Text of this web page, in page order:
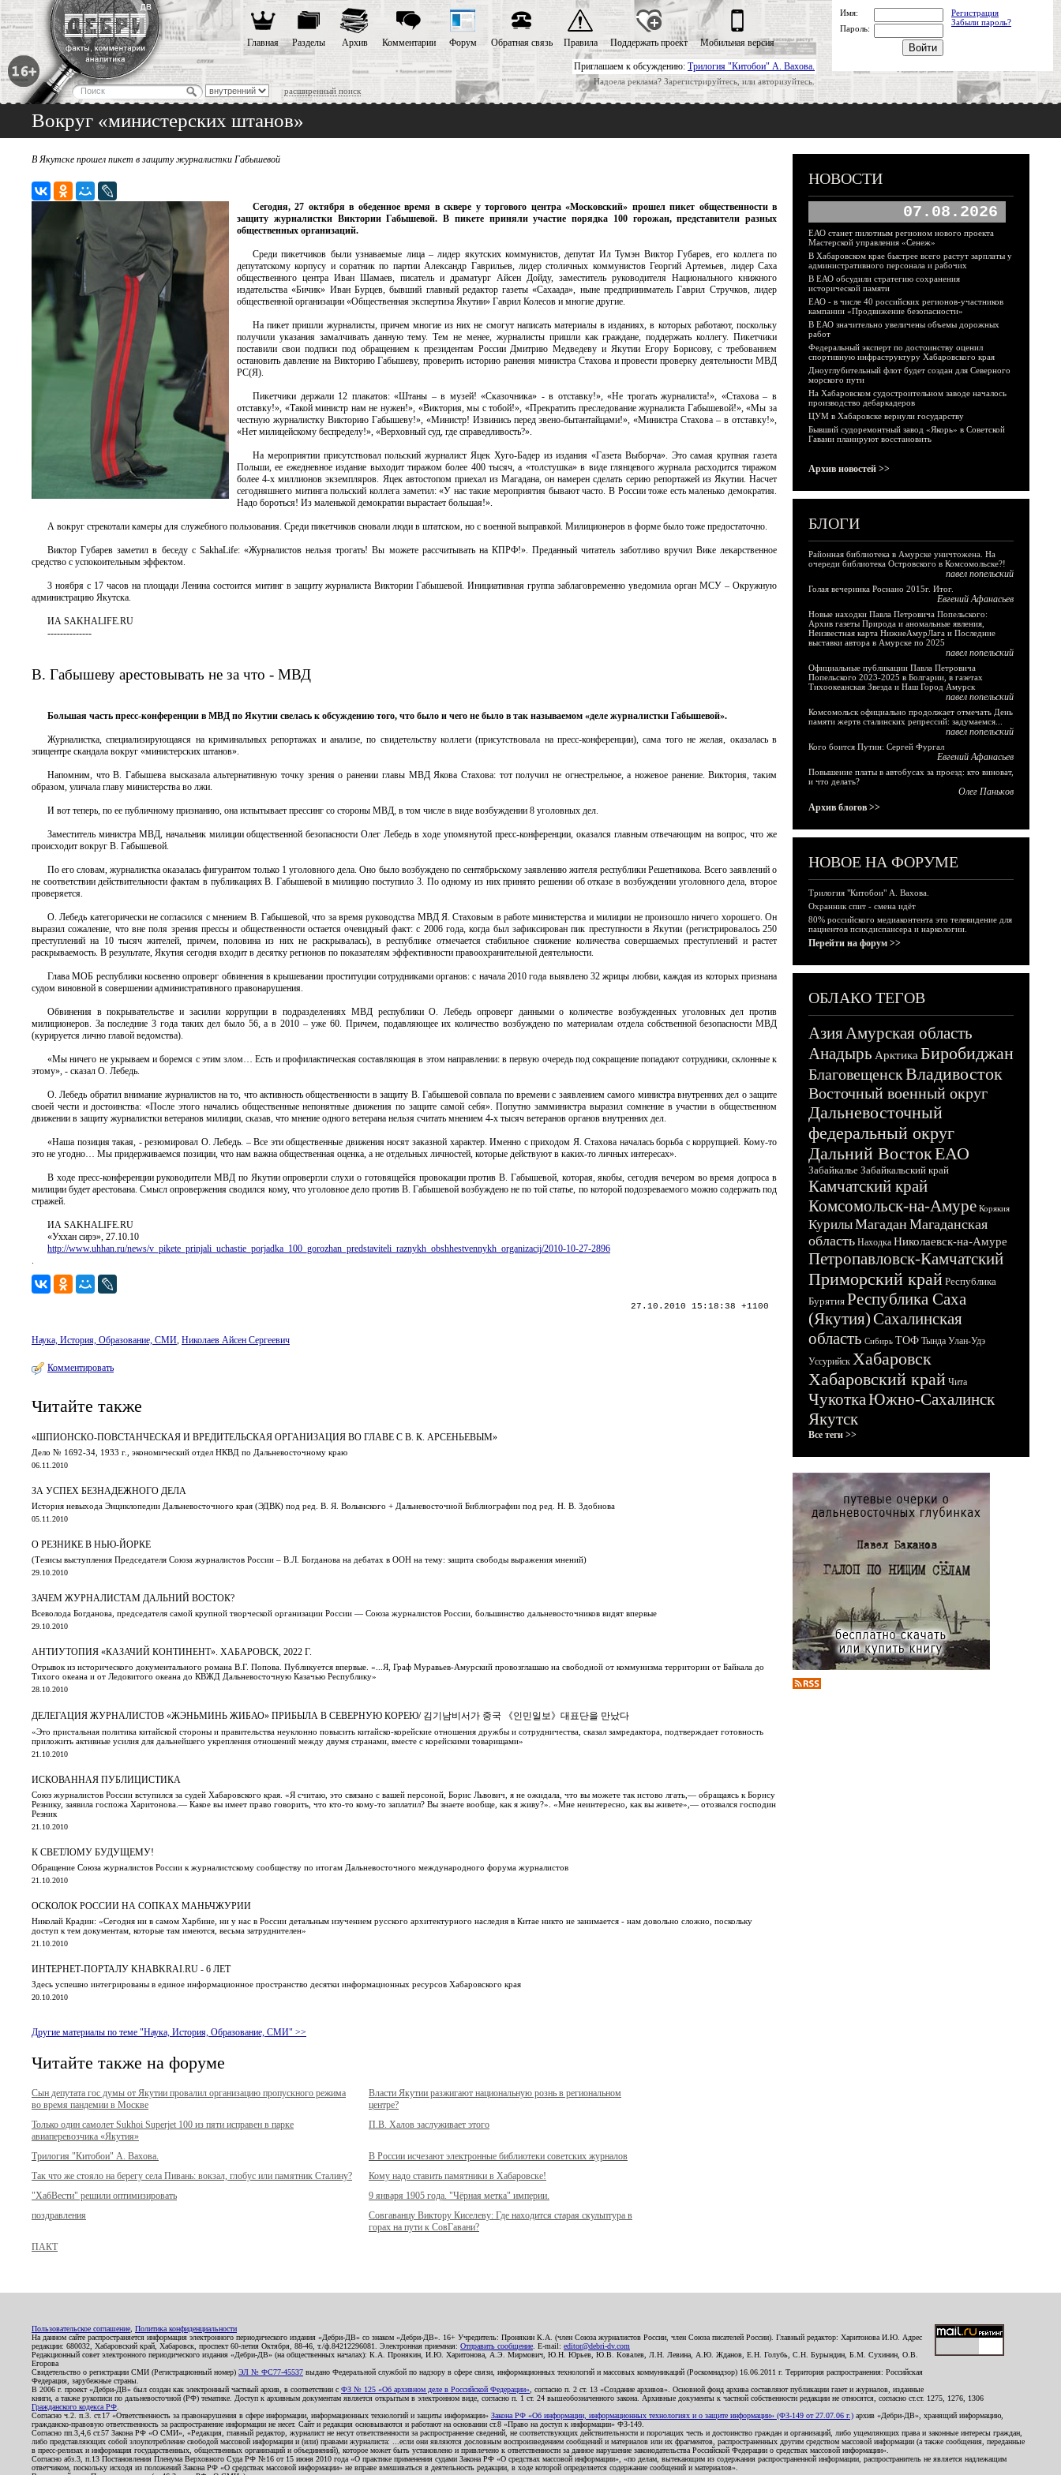
Приглашаем к обсуждению: Трилогия "Китобои" А. Вахова.
Надоела реклама? Зарегистрируйтесь, или авторизуйтесь.
расширенный поиск
Главная Разделы Архив Комментарии Форум Обратная связь Правила Поддержать проект Мобильная версия
Имя:
Регистрация
Забыли пароль?
Пароль:
Вокруг «министерских штанов»
В Якутске прошел пикет в защиту журналистки Габышевой
Сегодня, 27 октября в обеденное время в сквере у торгового центра «Московский» прошел пикет общественности в
защиту журналистки Виктории Габышевой. В пикете приняли участие порядка 100 горожан, представители разных
общественных организаций.
Среди пикетчиков были узнаваемые лица – лидер якутских коммунистов, депутат Ил Тумэн Виктор Губарев, его коллега по
депутатскому корпусу и соратник по партии Александр Гаврильев, лидер столичных коммунистов Георгий Артемьев, лидер Саха
общественного центра Иван Шамаев, писатель и драматург Айсен Дойду, заместитель руководителя Национального книжного
издательства «Бичик» Иван Бурцев, бывший главный редактор газеты «Сахаада», ныне предприниматель Гаврил Стручков, лидер
общественной организации «Общественная экспертиза Якутии» Гаврил Колесов и многие другие.
На пикет пришли журналисты, причем многие из них не смогут написать материалы в изданиях, в которых работают, поскольку
получили указания замалчивать данную тему. Тем не менее, журналисты пришли как граждане, поддержать коллегу. Пикетчики
поставили свои подписи под обращением к президентам России Дмитрию Медведеву и Якутии Егору Борисову, с требованием
остановить давление на Викторию Габышеву, проверить историю ранения министра Стахова и провести проверку деятельности МВД
РС(Я).
Пикетчики держали 12 плакатов: «Штаны – в музей! «Сказочника» - в отставку!», «Не трогать журналиста!», «Стахова – в
отставку!», «Такой министр нам не нужен!», «Виктория, мы с тобой!», «Прекратить преследование журналиста Габышевой!», «Мы за
честную журналистку Викторию Габышеву!», «Министр! Извинись перед эвено-бытантайцами!», «Министра Стахова – в отставку!»,
«Нет милицейскому беспределу!», «Верховный суд, где справедливость?».
На мероприятии присутствовал польский журналист Яцек Хуго-Бадер из издания «Газета Выборча». Это самая крупная газета
Польши, ее ежедневное издание выходит тиражом более 400 тысяч, а «толстушка» в виде глянцевого журнала расходится тиражом
более 4-х миллионов экземпляров. Яцек автостопом приехал из Магадана, он намерен сделать серию репортажей из Якутии. Насчет
сегодняшнего митинга польский коллега заметил: «У нас такие мероприятия бывают часто. В России тоже есть маленько демократия.
Надо бороться! Из маленькой демократии вырастает большая!».
А вокруг стрекотали камеры для служебного пользования. Среди пикетчиков сновали люди в штатском, но с военной выправкой. Милиционеров в форме было тоже предостаточно.
Виктор Губарев заметил в беседу с SakhaLife: «Журналистов нельзя трогать! Вы можете рассчитывать на КПРФ!». Преданный читатель заботливо вручил Вике лекарственное
средство с успокоительным эффектом.
3 ноября с 17 часов на площади Ленина состоится митинг в защиту журналиста Виктории Габышевой. Инициативная группа заблаговременно уведомила орган МСУ – Окружную
администрацию Якутска.
ИА SAKHALIFE.RU
--------------
В. Габышеву арестовывать не за что - МВД
Большая часть пресс-конференции в МВД по Якутии свелась к обсуждению того, что было и чего не было в так называемом «деле журналистки Габышевой».
Журналистка, специализирующаяся на криминальных репортажах и анализе, по свидетельству коллеги (присутствовала на пресс-конференции), сама того не желая, оказалась в
эпицентре скандала вокруг «министерских штанов».
Напомним, что В. Габышева высказала альтернативную точку зрения о ранении главы МВД Якова Стахова: тот получил не огнестрельное, а ножевое ранение. Виктория, таким
образом, уличала главу министерства во лжи.
И вот теперь, по ее публичному признанию, она испытывает прессинг со стороны МВД, в том числе в виде возбуждении 8 уголовных дел.
Заместитель министра МВД, начальник милиции общественной безопасности Олег Лебедь в ходе упомянутой пресс-конференции, оказался главным отвечающим на вопрос, что же
происходит вокруг В. Габышевой.
По его словам, журналистка оказалась фигурантом только 1 уголовного дела. Оно было возбуждено по сентябрьскому заявлению жителя республики Решетникова. Всего заявлений о
не соответствии действительности фактам в публикациях В. Габышевой в милицию поступило 3. По одному из них принято решении об отказе в возбуждении уголовного дела, второе
проверяется.
О. Лебедь категорически не согласился с мнением В. Габышевой, что за время руководства МВД Я. Стаховым в работе министерства и милиции не произошло ничего хорошего. Он
выразил сожаление, что вне поля зрения прессы и общественности остается очевидный факт: с 2006 года, когда был зафиксирован пик преступности в Якутии (регистрировалось 250
преступлений на 10 тысяч жителей, причем, половина из них не раскрывалась), в республике отмечается стабильное снижение количества совершаемых преступлений и растет
раскрываемость. В результате, Якутия сегодня входит в десятку регионов по показателям эффективности правоохранительной деятельности.
Глава МОБ республики косвенно опроверг обвинения в крышевании проституции сотрудниками органов: с начала 2010 года выявлено 32 жрицы любви, каждая из которых признана
судом виновной в совершении административного правонарушения.
Обвинения в покрывательстве и засилии коррупции в подразделениях МВД республики О. Лебедь опроверг данными о количестве возбужденных уголовных дел против
милиционеров. За последние 3 года таких дел было 56, а в 2010 – уже 60. Причем, подавляющее их количество возбуждено по материалам отдела собственной безопасности МВД
(курируется лично главой ведомства).
«Мы ничего не укрываем и боремся с этим злом… Есть и профилактическая составляющая в этом направлении: в первую очередь под сокращение попадают сотрудники, склонные к
этому», - сказал О. Лебедь.
О. Лебедь обратил внимание журналистов на то, что активность общественности в защиту В. Габышевой совпала по времени с заявлением самого министра внутренних дел о защите
своей чести и достоинства: «После этого начались общественные непонятные движения по защите самой себя». Попутно замминистра выразил сомнение в участии в общественном
движении в защиту журналистки ветеранов милиции, сказав, что мнение одного ветерана нельзя считать мнением 4-х тысяч ветеранов органов внутренних дел.
«Наша позиция такая, - резюмировал О. Лебедь. – Все эти общественные движения носят заказной характер. Именно с приходом Я. Стахова началась борьба с коррупцией. Кому-то
это не угодно… Мы придерживаемся позиции, что нам важна общественная оценка, а не отдельных личностей, которые действуют в каких-то личных интересах».
В ходе пресс-конференции руководители МВД по Якутии опровергли слухи о готовящейся провокации против В. Габышевой, которая, якобы, сегодня вечером во время допроса в
милиции будет арестована. Смысл опровержения сводился кому, что уголовное дело против В. Габышевой возбуждено не по той статье, по которой подозреваемого можно содержать под
стражей.
ИА SAKHALIFE.RU
«Уххан сирэ», 27.10.10
http://www.uhhan.ru/news/v_pikete_prinjali_uchastie_porjadka_100_gorozhan_predstaviteli_raznykh_obshhestvennykh_organizacij/2010-10-27-2896
.
27.10.2010 15:18:38 +1100
Наука, История, Образование, СМИ, Николаев Айсен Сергеевич
Комментировать
Читайте также
«ШПИОНСКО-ПОВСТАНЧЕСКАЯ И ВРЕДИТЕЛЬСКАЯ ОРГАНИЗАЦИЯ ВО ГЛАВЕ С В. К. АРСЕНЬЕВЫМ»
Дело № 1692-34, 1933 г., экономический отдел НКВД по Дальневосточному краю
06.11.2010
ЗА УСПЕХ БЕЗНАДЕЖНОГО ДЕЛА
История невыхода Энциклопедии Дальневосточного края (ЭДВК) под ред. В. Я. Волынского + Дальневосточной Библиографии под ред. Н. В. Здобнова
05.11.2010
О РЕЗНИКЕ В НЬЮ-ЙОРКЕ
(Тезисы выступления Председателя Союза журналистов России – В.Л. Богданова на дебатах в ООН на тему: защита свободы выражения мнений)
29.10.2010
ЗАЧЕМ ЖУРНАЛИСТАМ ДАЛЬНИЙ ВОСТОК?
Всеволода Богданова, председателя самой крупной творческой организации России — Союза журналистов России, большинство дальневосточников видят впервые
29.10.2010
АНТИУТОПИЯ «КАЗАЧИЙ КОНТИНЕНТ». ХАБАРОВСК, 2022 Г.
Отрывок из исторического документального романа В.Г. Попова. Публикуется впервые. «...Я, Граф Муравьев-Амурский провозглашаю на свободной от коммунизма территории от Байкала до
Тихого океана и от Ледовитого океана до КВЖД Дальневосточную Казачью Республику»
28.10.2010
ДЕЛЕГАЦИЯ ЖУРНАЛИСТОВ «ЖЭНЬМИНЬ ЖИБАО» ПРИБЫЛА В СЕВЕРНУЮ КОРЕЮ/ 김기남비서가 중국 《인민일보》대표단을 만났다
«Это пристальная политика китайской стороны и правительства неуклонно повысить китайско-корейские отношения дружбы и сотрудничества, сказал замредактора, подтверждает готовность
приложить активные усилия для дальнейшего укрепления отношений между двумя странами, вместе с корейскими товарищами»
21.10.2010
ИСКОВАННАЯ ПУБЛИЦИСТИКА
Союз журналистов России вступился за судей Хабаровского края. «Я считаю, это связано с вашей персоной, Борис Львович, я не ожидала, что вы можете так истово лгать,— обращаясь к Борису
Резнику, заявила госпожа Харитонова.— Какое вы имеет право говорить, что кто-то кому-то заплатил? Вы знаете вообще, как я живу?». «Мне неинтересно, как вы живете»,— отозвался господин
Резник
21.10.2010
К СВЕТЛОМУ БУДУЩЕМУ!
Обращение Союза журналистов России к журналистскому сообществу по итогам Дальневосточного международного форума журналистов
21.10.2010
ОСКОЛОК РОССИИ НА СОПКАХ МАНЬЧЖУРИИ
Николай Крадин: «Сегодня ни в самом Харбине, ни у нас в России детальным изучением русского архитектурного наследия в Китае никто не занимается - нам довольно сложно, поскольку
доступ к тем документам, которые там имеются, весьма затруднителен»
21.10.2010
ИНТЕРНЕТ-ПОРТАЛУ KHABKRAI.RU - 6 ЛЕТ
Здесь успешно интегрированы в единое информационное пространство десятки информационных ресурсов Хабаровского края
20.10.2010
Другие материалы по теме "Наука, История, Образование, СМИ" >>
Читайте также на форуме
Сын депутата гос думы от Якутии провалил организацию пропускного режима
во время пандемии в Москве
Власти Якутии разжигают национальную рознь в региональном
центре?
Только один самолет Sukhoi Superjet 100 из пяти исправен в парке
авиаперевозчика «Якутия»
П.В. Халов заслуживает этого
Трилогия "Китобои" А. Вахова.
В России исчезают электронные библиотеки советских журналов
Так что же стояло на берегу села Пивань: вокзал, глобус или памятник Сталину?
Кому надо ставить памятники в Хабаровске!
"ХабВести" решили оптимизировать
9 января 1905 года. "Чёрная метка" империи.
поздравления
Совгаванцу Виктору Киселеву: Где находится старая скульптура в
горах на пути к СовГавани?
ПАКТ
НОВОСТИ
07.08.2026
ЕАО станет пилотным регионом нового проекта
Мастерской управления «Сенеж»
В Хабаровском крае быстрее всего растут зарплаты у
административного персонала и рабочих
В ЕАО обсудили стратегию сохранения
исторической памяти
ЕАО - в числе 40 российских регионов-участников
кампании «Продвижение безопасности»
В ЕАО значительно увеличены объемы дорожных
работ
Федеральный эксперт по достоинству оценил
спортивную инфраструктуру Хабаровского края
Дноуглубительный флот будет создан для Северного
морского пути
На Хабаровском судостроительном заводе началось
производство дебаркадеров
ЦУМ в Хабаровске вернули государству
Бывший судоремонтный завод «Якорь» в Советской
Гавани планируют восстановить
Архив новостей >>
БЛОГИ
Районная библиотека в Амурске уничтожена. На
очереди библиотека Островского в Комсомольске?!
павел попельский
Голая вечеринка Роснано 2015г. Итог.
Евгений Афанасьев
Новые находки Павла Петровича Попельского:
Архив газеты Природа и аномальные явления,
Неизвестная карта НижнеАмурЛага и Последние
выставки автора в Амурске по 2025
павел попельский
Официальные публикации Павла Петровича
Попельского 2023-2025 в Болгарии, в газетах
Тихоокеанская Звезда и Наш Город Амурск
павел попельский
Комсомольск официально продолжает отмечать День
памяти жертв сталинских репрессий: задумаемся...
павел попельский
Кого боится Путин: Сергей Фургал
Евгений Афанасьев
Повышение платы в автобусах за проезд: кто виноват,
и что делать?
Олег Паньков
Архив блогов >>
НОВОЕ НА ФОРУМЕ
Трилогия "Китобои" А. Вахова.
Охранник спит - смена идёт
80% российского медиаконтента это телевидение для
пациентов психдиспансера и наркологии.
Перейти на форум >>
ОБЛАКО ТЕГОВ
АзияАмурская область
Анадырь Арктика Биробиджан
БлаговещенскВладивосток
Восточный военный округ
Дальневосточный
федеральный округ
Дальний ВостокЕАО
Забайкалье Забайкальский край
Камчатский край
Комсомольск-на-Амуре Корякия
КурилыМагадан Магаданская
область Находка Николаевск-на-Амуре
Петропавловск-Камчатский
Приморский край Республика
Бурятия Республика Саха
(Якутия)Сахалинская
область Сибирь ТОФ Тында Улан-Удэ
Уссурийск Хабаровск
Хабаровский край Чита
ЧукоткаЮжно-Сахалинск
Якутск
Все теги >>
Пользовательское соглашение Политика конфиденциальности
На данном сайте распространяется информация электронного периодического издания «Дебри-ДВ» со знаком «Дебри-ДВ». 16+ Учредитель: Пронякин К.А. (член Союза журналистов России, член Союза писателей России). Главный редактор: Харитонова И.Ю. Адрес
редакции: 680032, Хабаровский край, Хабаровск, проспект 60-летия Октября, 88-46, т./ф.84212296081. Электронная приемная: Отправить сообщение . E-mail: editor@debri-dv.com
Редакционный совет электронного периодического издания «Дебри-ДВ» (на общественных началах): К.А. Пронякин, И.Ю. Харитонова, А.Э. Мирмович, Ю.Н. Юрьев, Ю.В. Ковалев, Л.Н. Левина, А.Ю. Жданов, Е.Н. Голубь, С.Н. Бурындин, Б.М. Сухинин, О.В.
Егорова
Свидетельство о регистрации СМИ (Регистрационный номер) ЭЛ № ФС77-45537 выдано Федеральной службой по надзору в сфере связи, информационных технологий и массовых коммуникаций (Роскомнадзор) 16.06.2011 г. Территория распространения: Российская
Федерация, зарубежные страны.
В 2006 г. проект «Дебри-ДВ» был создан как электронный частный архив, в соответствии с ФЗ № 125 «Об архивном деле в Российской Федерации» , согласно п. 2 ст. 13 «Создание архивов». Основной фонд архива составляют публикации газет и журналов, изданные
книги, а также рукописи по дальневосточной (РФ) тематике. Доступ к архивным документам является открытым в электронном виде, согласно п. 1 ст. 24 вышеобозначенного закона. Архивные документы к частной собственности редакции не относятся, согласно ст.ст. 1275, 1276, 1306
Гражданского кодекса РФ
Согласно ч.2. п.3. ст.17 «Ответственность за правонарушения в сфере информации, информационных технологий и защиты информации» Закона РФ «Об информации, информационных технологиях и о защите информации» (ФЗ-149 от 27.07.06 г.) архив «Дебри-ДВ», хранящий информацию,
гражданско-правовую ответственность за распространение информации не несет. Сайт и редакция основываются и работают на основании ст.8 «Право на доступ к информации» ФЗ-149.
Согласно пп.3,4,6 ст.57 Закона РФ «О СМИ», «Редакция, главный редактор, журналист не несут ответственности за распространение сведений, не соответствующих действительности и порочащих честь и достоинство граждан и организаций, либо ущемляющих права и законные интересы граждан,
либо представляющих собой злоупотребление свободой массовой информации и (или) правами журналиста: ...если они являются дословным воспроизведением сообщений и материалов или их фрагментов, распространенных другим средством массовой информации (а также сообщения, переданные
в пресс-релизах и информация государственных, общественных организаций и объединений), которое может быть установлено и привлечено к ответственности за данное нарушение законодательства Российской Федерации о средствах массовой информации».
Согласно абз.3, п.13 Постановления Пленума Верховного Суда РФ №16 от 15 июня 2010 года «О практике применения судами Закона РФ «О средствах массовой информации», «по делам, вытекающим из содержания распространенной информации, распространитель не является надлежащим
ответчиком, поскольку исходя из положений Закона РФ «О средствах массовой информации» не вправе вмешиваться в деятельность редакции, в ходе которой определяется содержание сообщений и материалов».